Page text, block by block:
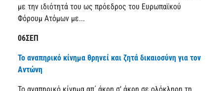
με την ιδιότητά του ως πρόεδρος του Ευρωπαϊκού
Φόρουμ Ατόμων με...
06ΣΕΠ
Το αναπηρικό κίνημα θρηνεί και ζητά δικαιοσύνη για τον
Αντώνη
Το αναπηρικό κίνημα απ΄ άκρη σ’ άκρη σε ολόκληρη τη